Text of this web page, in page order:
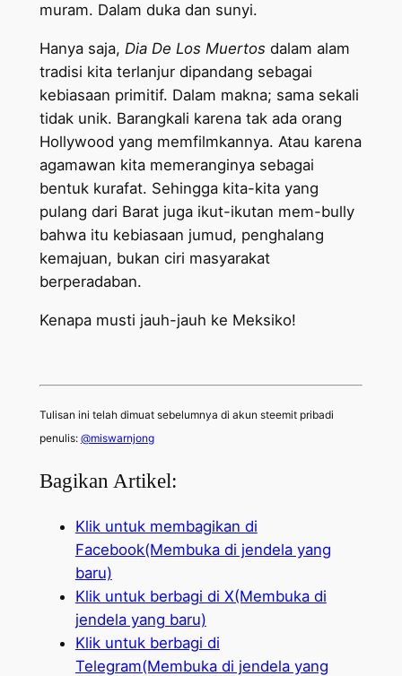
muram. Dalam duka dan sunyi.
Hanya saja, Dia De Los Muertos dalam alam
tradisi kita terlanjur dipandang sebagai
kebiasaan primitif. Dalam makna; sama sekali
tidak unik. Barangkali karena tak ada orang
Hollywood yang memfilmkannya. Atau karena
agamawan kita memeranginya sebagai
bentuk kurafat. Sehingga kita-kita yang
pulang dari Barat juga ikut-ikutan mem-bully
bahwa itu kebiasaan jumud, penghalang
kemajuan, bukan ciri masyarakat
berperadaban.
Kenapa musti jauh-jauh ke Meksiko!
Tulisan ini telah dimuat sebelumnya di akun steemit pribadi
penulis: @miswarnjong
Bagikan Artikel:
Klik untuk membagikan di
Facebook(Membuka di jendela yang
baru)
Klik untuk berbagi di X(Membuka di
jendela yang baru)
Klik untuk berbagi di
Telegram(Membuka di jendela yang